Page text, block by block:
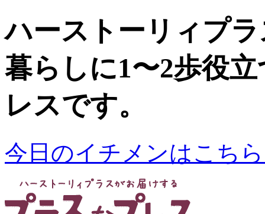
ハーストーリィプ
暮らしに1〜2歩役
レスです。
今日のイチメンはこち